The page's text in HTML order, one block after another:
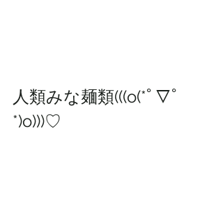
人類みな麺類(((o(*ﾟ▽ﾟ
*)o)))♡